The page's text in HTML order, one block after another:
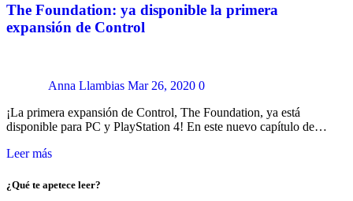
The Foundation: ya disponible la primera
expansión de Control
Anna Llambias Mar 26, 2020 0
¡La primera expansión de Control, The Foundation, ya está
disponible para PC y PlayStation 4! En este nuevo capítulo de…
Leer más
¿Qué te apetece leer?